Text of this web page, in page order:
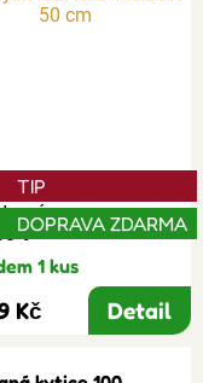
TIP
DOPRAVA ZDARMA
1 kus
Kč Detail